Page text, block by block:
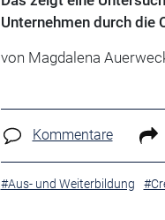
Unternehmen durch
von Magdalena
Kommentare
#Aus- und Weiterbildung